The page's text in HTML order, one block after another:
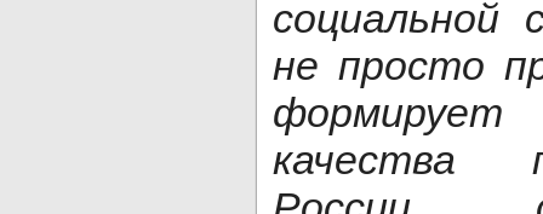
социальной
не просто
качества